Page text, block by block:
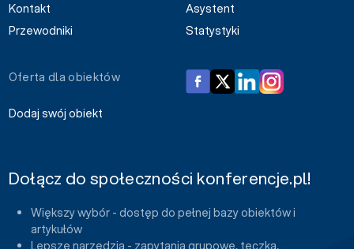
Kontakt
Przewodniki
Asystent
Statystyki
Oferta dla obiektów
Dodaj swój obiekt
Dołącz do społeczności konferencje.pl!
Większy wybór - dostęp do pełnej bazy obiektów i
artykułów